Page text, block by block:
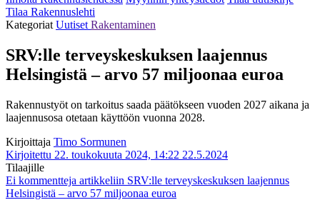
Tilaa Rakennuslehti
Kategoriat Uutiset Rakentaminen
SRV:lle terveyskeskuksen laajennus
Helsingistä – arvo 57 miljoonaa euroa
Rakennustyöt on tarkoitus saada päätökseen vuoden 2027 aikana ja
laajennusosa otetaan käyttöön vuonna 2028.
Kirjoittaja Timo Sormunen
Kirjoitettu 22. toukokuuta 2024, 14:22 22.5.2024
Tilaajille
Ei kommentteja artikkeliin SRV:lle terveyskeskuksen laajennus
Helsingistä – arvo 57 miljoonaa euroa